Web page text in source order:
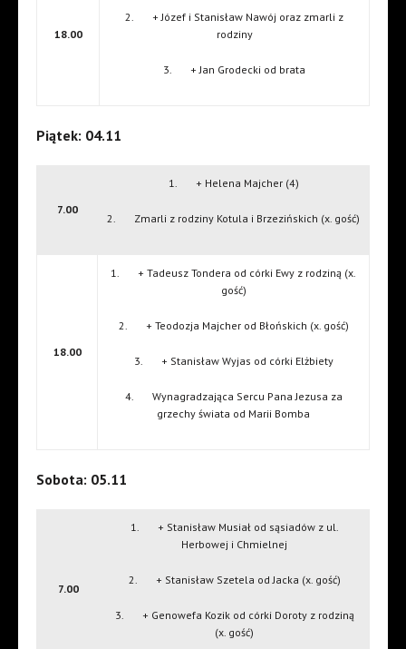
18.00
2. + Józef i Stanisław Nawój oraz zmarli z
rodziny
3. + Jan Grodecki od brata
Piątek: 04.11
7.00
1. + Helena Majcher (4)
2. Zmarli z rodziny Kotula i Brzezińskich (x. gość)
18.00
1. + Tadeusz Tondera od córki Ewy z rodziną (x.
gość)
2. + Teodozja Majcher od Błońskich (x. gość)
3. + Stanisław Wyjas od córki Elżbiety
4. Wynagradzająca Sercu Pana Jezusa za
grzechy świata od Marii Bomba
Sobota: 05.11
7.00
1. + Stanisław Musiał od sąsiadów z ul.
Herbowej i Chmielnej
2. + Stanisław Szetela od Jacka (x. gość)
3. + Genowefa Kozik od córki Doroty z rodziną
(x. gość)